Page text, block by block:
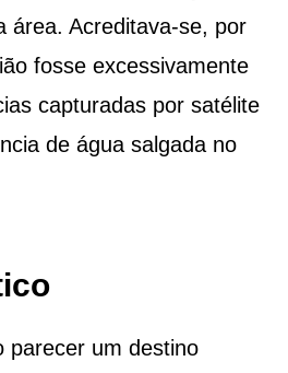
área. Acreditava-se, por
fosse excessivamente
capturadas por satélite
de água salgada no
parecer um destino